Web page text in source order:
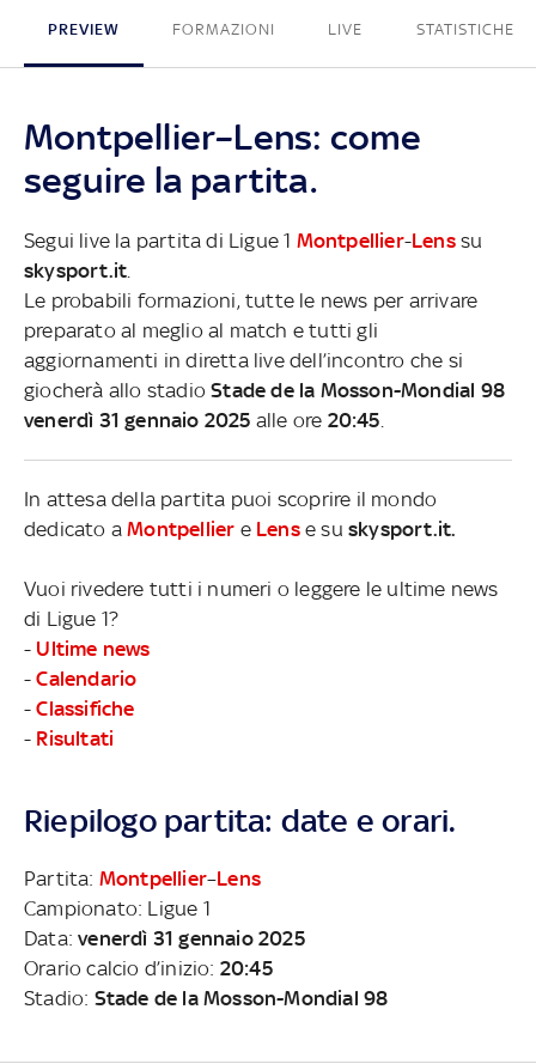
PREVIEW FORMAZIONI LIVE STATISTICHE
Montpellier–Lens: come
seguire la partita.
Segui live la partita di Ligue 1 Montpellier-Lenssu
skysport.it
Le probabili formazioni, tutte le news per arrivare
preparato al meglio al match e tutti gli
aggiornamenti in diretta live dell’incontro che si
giocherà allo stadioStade de la Mosson-Mondial 98
venerdì 31 gennaio 2025 alle ore 20:45
In attesa della partita puoi scoprire il mondo
dedicato aMontpellier e Lense suskysport.it.
Vuoi rivedere tutti i numeri o leggere le ultime news
di Ligue 1?
- Ultime news
-Calendario
-Classifiche
- Risultati
Riepilogo partita: date e orari.
Partita: Montpellier–Lens
Campionato: Ligue 1
Data:venerdì 31 gennaio 2025
Orario calcio d’inizio: 20:45
Stadio: Stade de la Mosson-Mondial 98